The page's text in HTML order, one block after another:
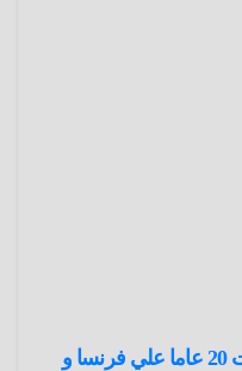
شي بي بو الجاسوسة التي تخابرت 20 عاما علي فرنسا و